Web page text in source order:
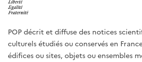
POP décrit et diffuse des notices
culturels étudiés ou conservés en
édifices ou sites, objets ou ensembles